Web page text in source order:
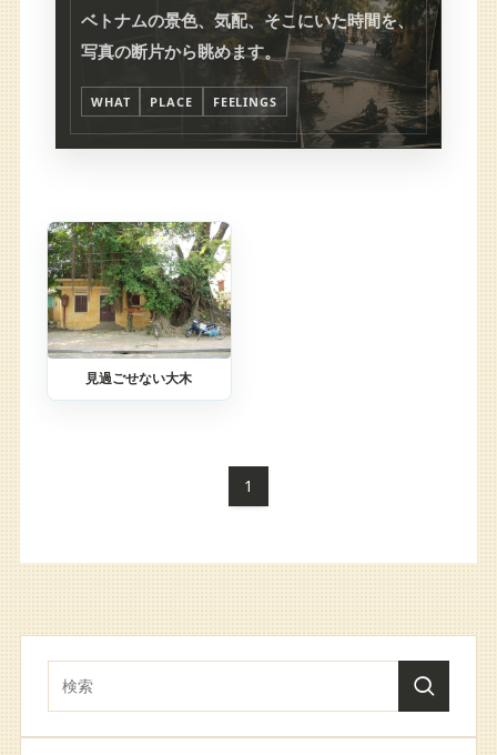
ベトナムの景色、気配、そこにいた時間を、
写真の断片から眺めます。
WHAT PLACE FEELINGS
見過ごせない大木
1